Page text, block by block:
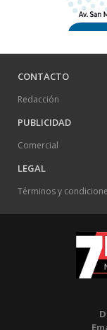
CONTACTO
Redacción
PUBLICIDAD
Comercial
LEGAL
Términos y